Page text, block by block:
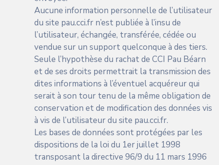
Aucune information personnelle de l’utilisateur
du site pau.cci.fr n’est publiée à l’insu de
l’utilisateur, échangée, transférée, cédée ou
vendue sur un support quelconque à des tiers.
Seule l’hypothèse du rachat de CCI Pau Béarn
et de ses droits permettrait la transmission des
dites informations à l’éventuel acquéreur qui
serait à son tour tenu de la même obligation de
conservation et de modification des données vis
à vis de l’utilisateur du site pau.cci.fr.
Les bases de données sont protégées par les
dispositions de la loi du 1er juillet 1998
transposant la directive 96/9 du 11 mars 1996